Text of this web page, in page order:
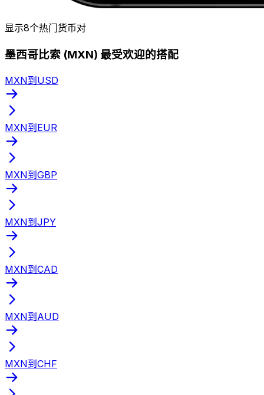
显示8个热门货币对
墨西哥比索 (MXN) 最受欢迎的搭配
MXN到USD
MXN到EUR
MXN到GBP
MXN到JPY
MXN到CAD
MXN到AUD
MXN到CHF